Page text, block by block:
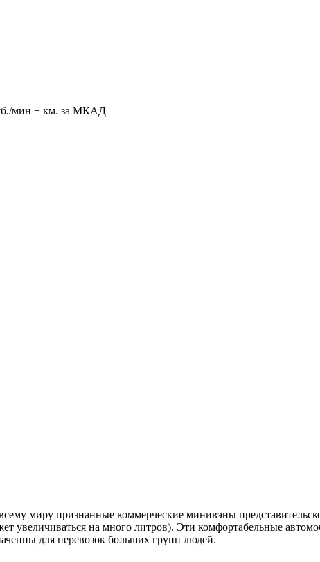
мин + км. за МКАД
миру признанные коммерческие минивэны
увеличиваться на много литров). Эти комфортабельные
для перевозок больших групп людей.